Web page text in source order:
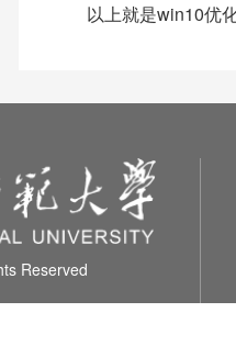
以上就是win10优化
Reserved